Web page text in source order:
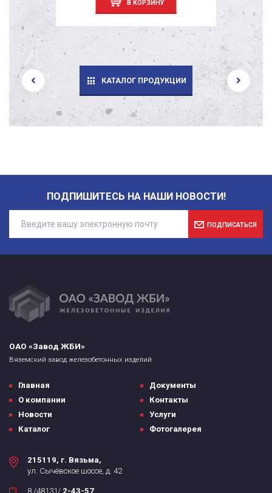
В КОРЗИНУ
КАТАЛОГ ПРОДУКЦИИ
ПОДПИШИТЕСЬ НА НАШИ НОВОСТИ!
ПОДПИСАТЬСЯ
ОАО «Завод ЖБИ»
Вяземский завод железобетонных изделий
Главная
О компании
Новости
Каталог
Документы
Контакты
Услуги
Фотогалерея
215119, г. Вязьма,
ул. Сычёвское шоссе, д. 42
8 /48131/ 2-43-57